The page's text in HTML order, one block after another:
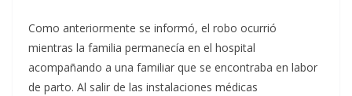
Como anteriormente se informó, el robo ocurrió
mientras la familia permanecía en el hospital
acompañando a una familiar que se encontraba en labor
de parto. Al salir de las instalaciones médicas